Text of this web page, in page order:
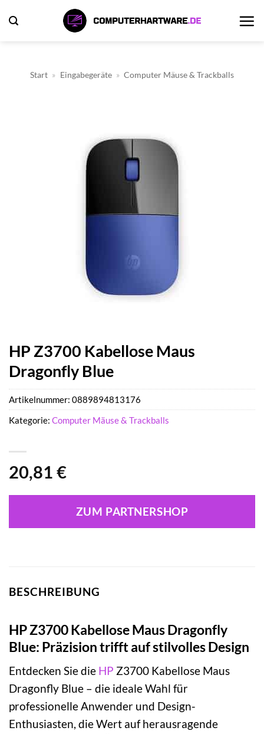
Inhalt
Start » Eingabegeräte » Computer Mäuse & Trackballs
HP Z3700 Kabellose Maus
Dragonfly Blue
20,81 €
ZUM PARTNERSHOP
Artikelnummer: 0889894813176
Kategorie: Computer Mäuse & Trackballs
BESCHREIBUNG
HP Z3700 Kabellose Maus Dragonfly
Blue: Präzision trifft auf stilvolles Design
Entdecken Sie die HP Z3700 Kabellose Maus
Dragonfly Blue – die ideale Wahl für
professionelle Anwender und Design-
Enthusiasten, die Wert auf herausragende